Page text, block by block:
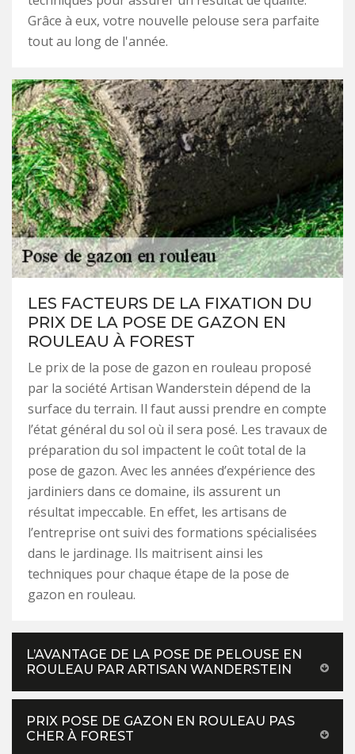
Grâce à eux, votre nouvelle pelouse sera parfaite
tout au long de l'année.
LES FACTEURS DE LA FIXATION DU
PRIX DE LA POSE DE GAZON EN
ROULEAU À FOREST
Le prix de la pose de gazon en rouleau proposé
par la société Artisan Wanderstein dépend de la
surface du terrain. Il faut aussi prendre en compte
l’état général du sol où il sera posé. Les travaux de
préparation du sol impactent le coût total de la
pose de gazon. Avec les années d’expérience des
jardiniers dans ce domaine, ils assurent un
résultat impeccable. En effet, les artisans de
l’entreprise ont suivi des formations spécialisées
dans le jardinage. Ils maitrisent ainsi les
techniques pour chaque étape de la pose de
gazon en rouleau.
L’AVANTAGE DE LA POSE DE PELOUSE EN
ROULEAU PAR ARTISAN WANDERSTEIN
PRIX POSE DE GAZON EN ROULEAU PAS
CHER À FOREST